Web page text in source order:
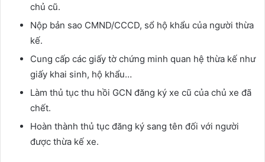
chủ cũ.
Nộp bản sao CMND/CCCD, sổ hộ khẩu của người thừa
kế.
Cung cấp các giấy tờ chứng minh quan hệ thừa kế như
giấy khai sinh, hộ khẩu…
Làm thủ tục thu hồi GCN đăng ký xe cũ của chủ xe đã
chết.
Hoàn thành thủ tục đăng ký sang tên đối với người
được thừa kế xe.